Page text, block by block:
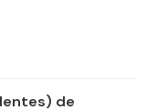
de